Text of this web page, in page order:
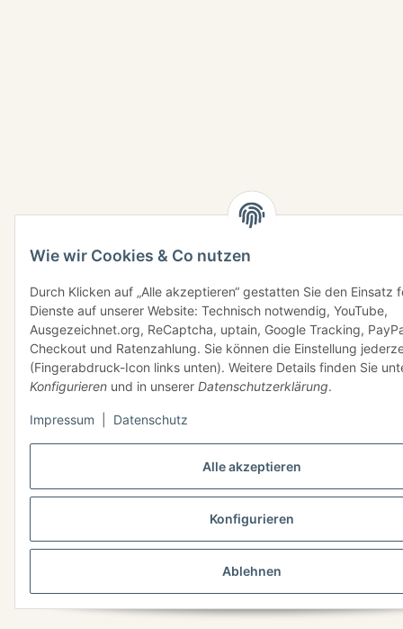
Alle akzeptieren
Konfigurieren
Ablehnen
Wie wir Cookies & Co nutzen
Durch Klicken auf „Alle akzeptieren“ gestatten Sie den Einsatz
Dienste auf unserer Website: Technisch notwendig, YouTube,
Ausgezeichnet.org, ReCaptcha, uptain, Google Tracking,
Checkout und Ratenzahlung. Sie können die Einstellung
(Fingerabdruck-Icon links unten). Weitere Details finden Sie
Konfigurieren und in unserer Datenschutzerklärung.
Impressum Datenschutz